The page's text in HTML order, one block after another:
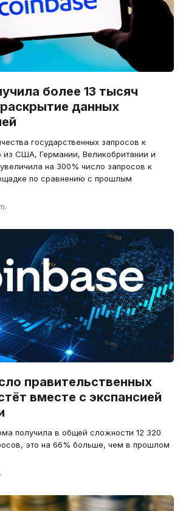
более 13 тысяч
данных
государственных запросов к
из США, Германии, Великобритании и
на 300% число запросов к
по сравнению с прошлым
правительственных
вместе с экспансией
получила в общей сложности 12 320
это на 66% больше, чем в прошлом